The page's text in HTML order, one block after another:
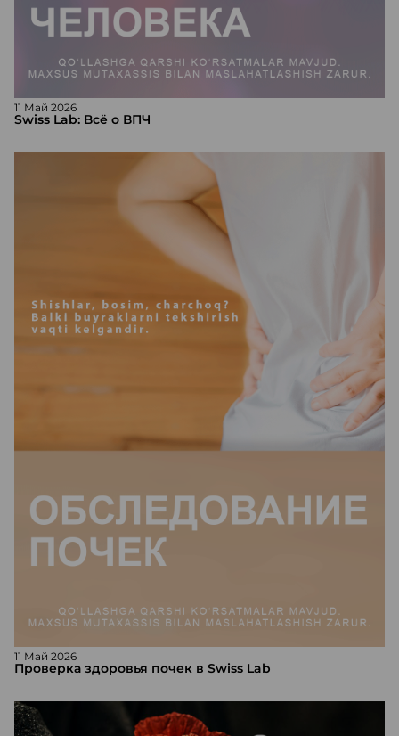
11 Май 2026
Swiss Lab: Всё о ВПЧ
11 Май 2026
Проверка здоровья почек в Swiss Lab